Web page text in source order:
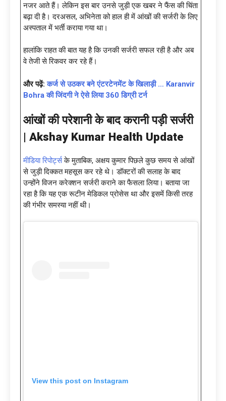
नजर आते हैं। लेकिन इस बार उनसे जुड़ी एक खबर ने फैंस की चिंता
बढ़ा दी है। दरअसल, अभिनेता को हाल ही में आंखों की सर्जरी के लिए
अस्पताल में भर्ती कराया गया था।
हालांकि राहत की बात यह है कि उनकी सर्जरी सफल रही है और अब
वे तेजी से रिकवर कर रहे हैं।
और पढ़ें:कर्ज से उठकर बने एंटरटेनमेंट के खिलाड़ी … Karanvir
Bohra की जिंदगी ने ऐसे लिया 360 डिग्री टर्न
आंखों की परेशानी के बाद करानी पड़ी सर्जरी
| Akshay Kumar Health Update
मीडिया रिपोर्ट्सके मुताबिक, अक्षय कुमार पिछले कुछ समय से आंखों
से जुड़ी दिक्कत महसूस कर रहे थे। डॉक्टरों की सलाह के बाद
उन्होंने विजन करेक्शन सर्जरी कराने का फैसला लिया। बताया जा
रहा है कि यह एक रूटीन मेडिकल प्रोसेस था और इसमें किसी तरह
की गंभीर समस्या नहीं थी।
View this post on Instagram